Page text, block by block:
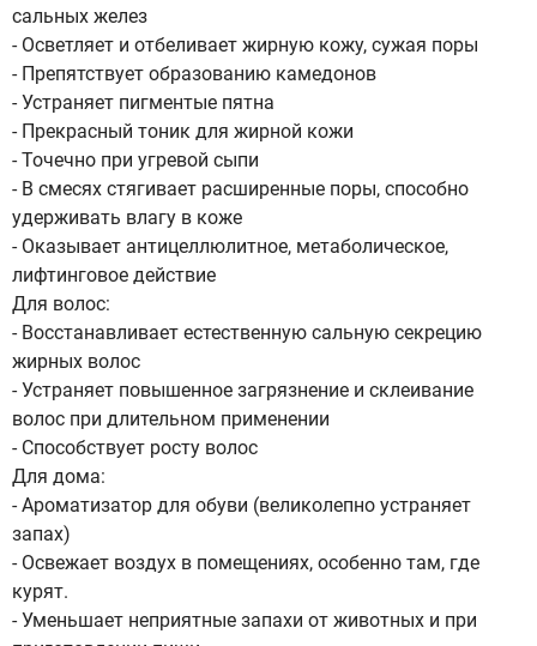
сальных желез
- Осветляет и отбеливает жирную кожу, сужая поры
- Препятствует образованию камедонов
- Устраняет пигментые пятна
- Прекрасный тоник для жирной кожи
- Точечно при угревой сыпи
- В смесях стягивает расширенные поры, способно
удерживать влагу в коже
- Оказывает антицеллюлитное, метаболическое,
лифтинговое действие
Для волос:
- Восстанавливает естественную сальную секрецию
жирных волос
- Устраняет повышенное загрязнение и склеивание
волос при длительном применении
- Способствует росту волос
Для дома:
- Ароматизатор для обуви (великолепно устраняет
запах)
- Освежает воздух в помещениях, особенно там, где
курят.
- Уменьшает неприятные запахи от животных и при